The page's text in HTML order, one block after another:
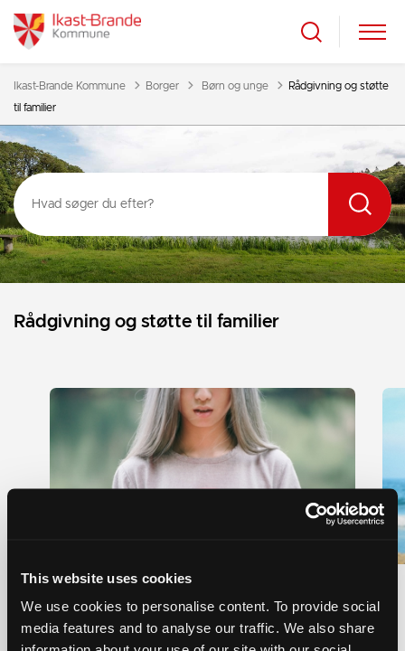
This website uses cookies
We use cookies to personalise content. To provide social
media features and to analyse our traffic. We also share
Ikast-Brande Kommune Borger
Tilbage til
Børn og unge
Rådgivning og støtte
til familier
Rådgivning og støtte til familier
PPR (Pædagogisk Psykologisk
Rådgivning)
PPR yder råd og vejledning i forbindelse